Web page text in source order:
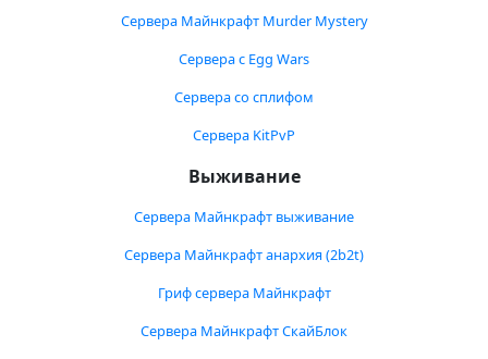
Сервера Майнкрафт Murder Mystery
Сервера с Egg Wars
Сервера со сплифом
Сервера KitPvP
Выживание
Сервера Майнкрафт выживание
Сервера Майнкрафт анархия (2b2t)
Гриф сервера Майнкрафт
Сервера Майнкрафт СкайБлок